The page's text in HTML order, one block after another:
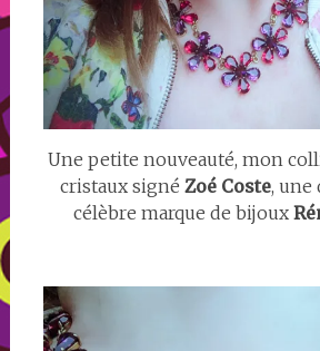
Une petite nouveauté, mon
cristaux signé Zoé Coste, une
célèbre marque de bijoux